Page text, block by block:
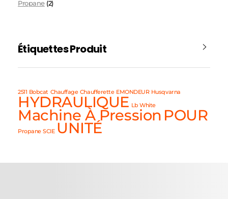
Propane (2)
Étiquettes Produit
2511 Bobcat Chauffage Chaufferette EMONDEUR Husqvarna
HYDRAULIQUE Lb White
Machine À Pression POUR
Propane SCIE UNITÉ